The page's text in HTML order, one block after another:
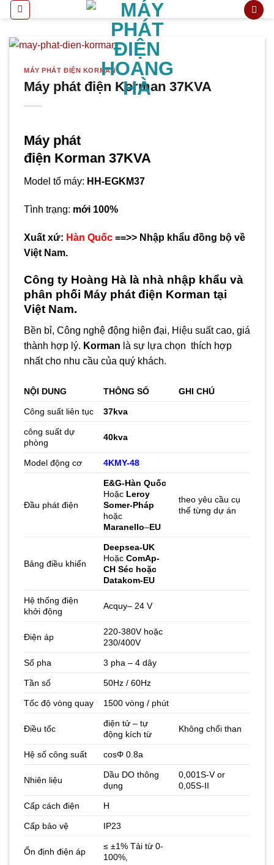
qua
nội
MÁY PHÁT ĐIỆN KORMAN
Máy phát điện Korman 37KVA
Máy phát
điện Korman 37KVA
Model tổ máy: HH-EGKM37
Tình trạng: mới 100%
Xuất xứ: Hàn Quốc ==>> Nhập khẩu đồng bộ về
Việt Nam.
Công ty Hoàng Hà là nhà nhập khẩu và
phân phối Máy phát điện Korman tại
Việt Nam.
Bền bỉ, Công nghệ động hiện đại, Hiệu suất cao, giá
thành hợp lý. Korman là sự lựa chọn thích hợp
nhất cho nhu cầu của quý khách.
NỘI DUNG THÔNG SỐ GHI CHÚ
Công suất liên tục 37kva
công suất dự
phòng
40kva
Model động cơ 4KMY-48
Đầu phát điện
E&G-Hàn Quốc
Hoặc Leroy
Somer-Pháp
hoặc
Maranello–EU
theo yêu cầu cụ
thể từng dự án
Bảng điều khiển
Deepsea-UK
HoặcComAp-
CH Séc hoặc
Datakom-EU
Hệ thống điện
khởi động
Acquy– 24 V
Điện áp
220-380V hoặc
230/400V
Số pha 3 pha – 4 dây
Tần số 50Hz / 60Hz
Tốc độ vòng quay 1500 vòng / phút
Điều tốc
điện tử – tự
động kích từ
Không chổi than
Hệ số công suất cosΦ 0.8a
Nhiên liệu
Dầu DO thông
dụng
0,001S-V or
0,05S-II
Cấp cách điện H
Cấp bảo vệ IP23
Ổn định điện áp
≤ ±1% Tải từ 0-
100%,